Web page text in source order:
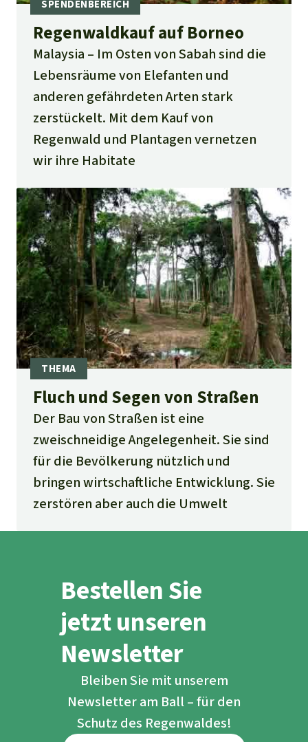
Regenwaldkauf auf Borneo
Malaysia
Im Osten von Sabah sind die
Lebensräume von Elefanten und
anderen gefährdeten Arten stark
zerstückelt. Mit dem Kauf von
Regenwald und Plantagen vernetzen
wir ihre Habitate
Fluch und Segen von Straßen
Der Bau von Straßen ist eine
zweischneidige Angelegenheit. Sie sind
für die Bevölkerung nützlich und
bringen wirtschaftliche Entwicklung. Sie
zerstören aber auch die Umwelt
Bestellen Sie
jetzt unseren
Newsletter
Bleiben Sie mit unserem
Newsletter am Ball – für den
Schutz des Regenwaldes!